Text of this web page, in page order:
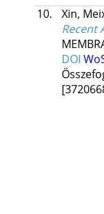
10.
Xin,
Recent
DOI